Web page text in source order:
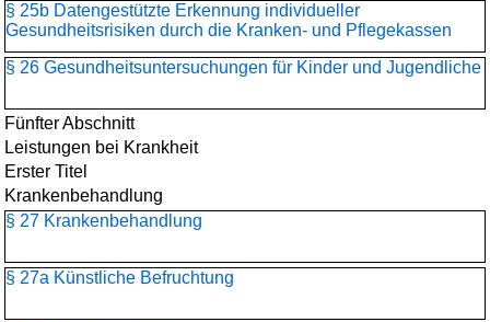
§ 25b Datengestützte Erkennung individueller
Gesundheitsrisiken durch die Kranken- und Pflegekassen
§ 26 Gesundheitsuntersuchungen für Kinder und Jugendliche
Fünfter Abschnitt
Leistungen bei Krankheit
Erster Titel
Krankenbehandlung
§ 27 Krankenbehandlung
§ 27a Künstliche Befruchtung